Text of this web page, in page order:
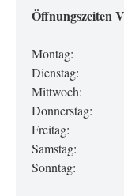
Öffnungszeiten
Montag:
Dienstag:
Mittwoch:
Donnerstag:
Freitag:
Samstag:
Sonntag: